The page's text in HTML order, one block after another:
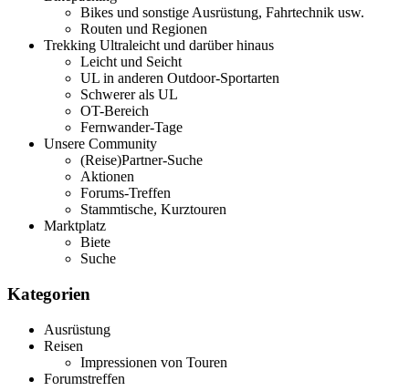
Bikes und sonstige Ausrüstung, Fahrtechnik usw.
Routen und Regionen
Trekking Ultraleicht und darüber hinaus
Leicht und Seicht
UL in anderen Outdoor-Sportarten
Schwerer als UL
OT-Bereich
Fernwander-Tage
Unsere Community
(Reise)Partner-Suche
Aktionen
Forums-Treffen
Stammtische, Kurztouren
Marktplatz
Biete
Suche
Kategorien
Ausrüstung
Reisen
Impressionen von Touren
Forumstreffen